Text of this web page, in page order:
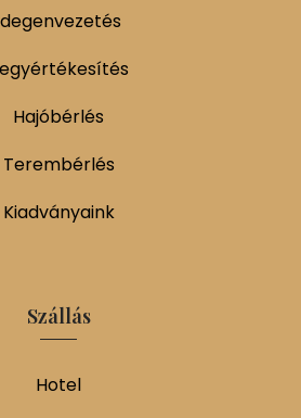
Hajóbérlés
Terembérlés
Kiadványaink
Szállás
Hotel